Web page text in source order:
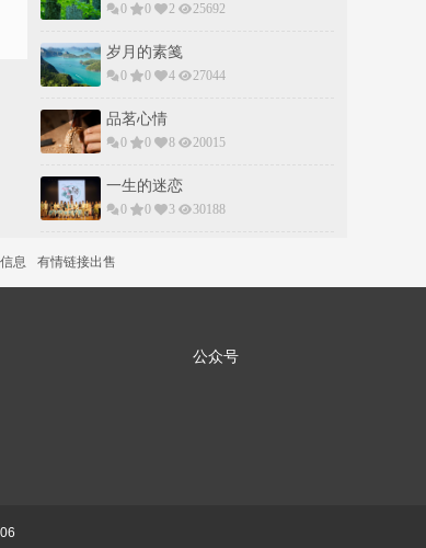
0 0 2 25692
岁月的素䇳
0 0 4 27044
品茗心情
0 0 8 20015
一生的迷恋
0 0 3 30188
息 有情链接出售
公众号